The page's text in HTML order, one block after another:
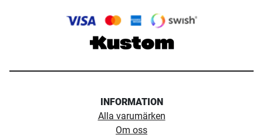
INFORMATION
Alla varumärken
Om oss